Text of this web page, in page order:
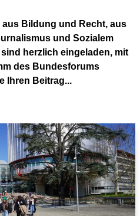
Bildung und Recht, aus
und Sozialem
herzlich eingeladen, mit
des Bundesforums
Ihren Beitrag...